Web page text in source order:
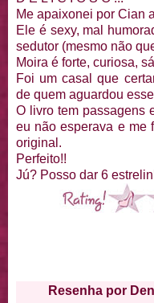
Me apaixonei por Cian
Ele é sexy, mal
sedutor (mesmo não
Moira é forte, curiosa,
Foi um casal que
de quem aguardou
O livro tem passagens
eu não esperava e me
original.
Perfeito!!
Jú? Posso dar 6
Resenha por